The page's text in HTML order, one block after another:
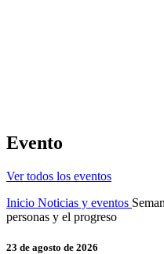
Evento
Ver todos los eventos
Inicio Noticias y eventos
personas y el progreso
23 de agosto de 2026